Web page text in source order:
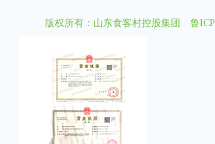
版权所有：山东食客村控股集团 鲁